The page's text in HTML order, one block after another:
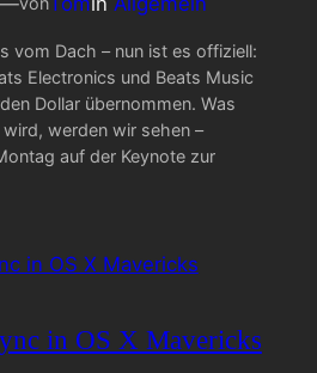
vom Dach – nun ist es offiziell:
Electronics und Beats Music
Dollar übernommen. Was
werden wir sehen –
auf der Keynote zur
in OS X Mavericks